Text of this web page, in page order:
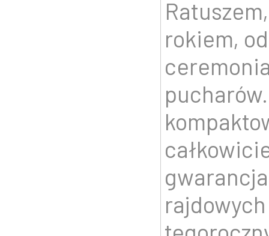
rokiem,